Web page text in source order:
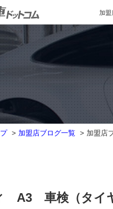
加盟
加盟店ブログ一覧 加盟店
A3 車検（タイ